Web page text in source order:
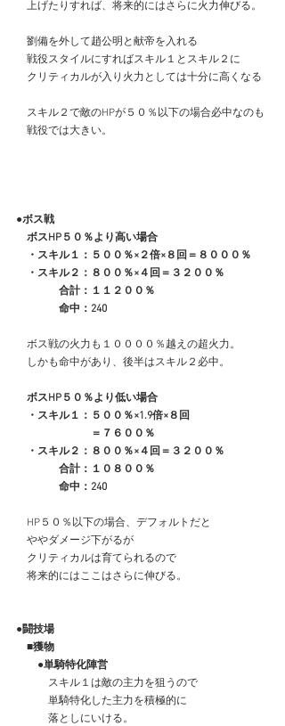
上げたりすれば、将来的にはさらに火力伸びる。
劉備を外して趙公明と献帝を入れる
戦役スタイルにすればスキル１とスキル２に
クリティカルが入り火力としては十分に高くなる
スキル２で敵のHPが５０％以下の場合必中なのも
戦役では大きい。
●ボス戦
ボスHP５０％より高い場合
・スキル１：５００％×２倍×８回＝８０００％
・スキル２：８００％×４回＝３２００％
合計：１１２００％
命中：240
ボス戦の火力も１００００％越えの超火力。
しかも命中があり、後半はスキル２必中。
ボスHP５０％より低い場合
・スキル１：５００％×1.9倍×８回
＝７６００％
・スキル２：８００％×４回＝３２００％
合計：１０８００％
命中：240
HP５０％以下の場合、デフォルトだと
ややダメージ下がるが
クリティカルは育てられるので
将来的にはここはさらに伸びる。
●闘技場
■獲物
●単騎特化陣営
スキル１は敵の主力を狙うので
単騎特化した主力を積極的に
落としにいける。